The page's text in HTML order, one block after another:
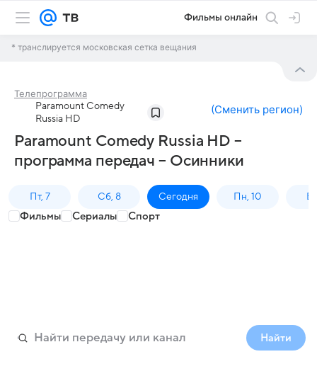
Фильмы онлайн
* транслируется московская сетка вещания
Телепрограмма
Paramount Comedy
Russia HD
(Сменить регион)
Paramount Comedy Russia HD –
программа передач – Осинники
Пт, 7 Сб, 8 Сегодня Пн, 10
Фильмы Сериалы Спорт
Найти